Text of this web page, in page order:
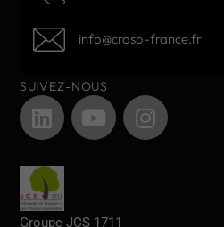
info@croso-france.fr
SUIVEZ-NOUS
Groupe JCS 1711